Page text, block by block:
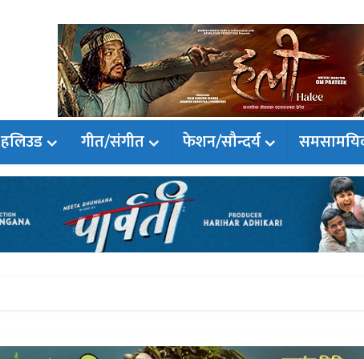
हलिउड गीत/संगीत फेशन/सौन्दर्य